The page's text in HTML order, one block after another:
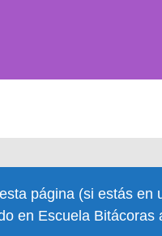
página (si estás
en Escuela